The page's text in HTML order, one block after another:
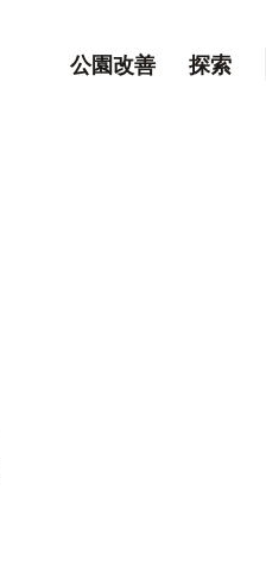
公園改善 探索